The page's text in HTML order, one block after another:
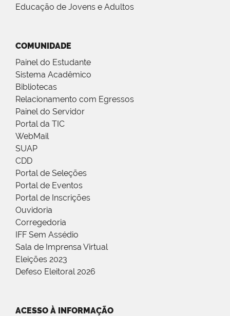
Educação de Jovens e Adultos
COMUNIDADE
Painel do Estudante
Sistema Acadêmico
Bibliotecas
Relacionamento com Egressos
Painel do Servidor
Portal da TIC
WebMail
SUAP
CDD
Portal de Seleções
Portal de Eventos
Portal de Inscrições
Ouvidoria
Corregedoria
IFF Sem Assédio
Sala de Imprensa Virtual
Eleições 2023
Defeso Eleitoral 2026
ACESSO À INFORMAÇÃO